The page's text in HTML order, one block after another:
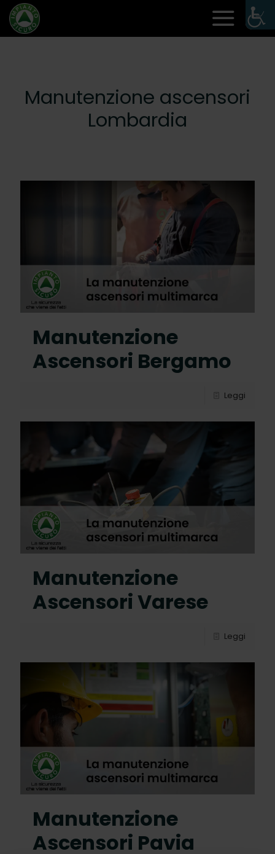
Manutenzione ascensori
Lombardia
Manutenzione
Ascensori Bergamo
Leggi
Manutenzione
Ascensori Varese
Leggi
Manutenzione
Ascensori Pavia